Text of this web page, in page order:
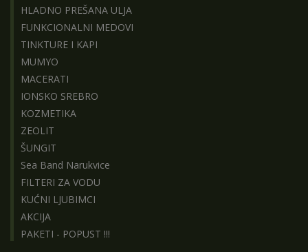
HLADNO PREŠANA ULJA
FUNKCIONALNI MEDOVI
TINKTURE I KAPI
MUMYO
MACERATI
IONSKO SREBRO
KOZMETIKA
ZEOLIT
ŠUNGIT
Sea Band Narukvice
FILTERI ZA VODU
KUĆNI LJUBIMCI
AKCIJA
PAKETI - POPUST !!!